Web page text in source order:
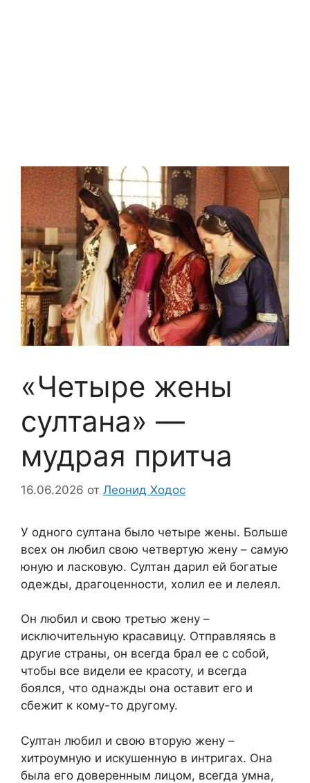
«Четыре жены
султана» —
мудрая притча
16.06.2026 от Леонид Ходос
У одного султана было четыре жены. Больше
всех он любил свою четвертую жену – самую
юную и ласковую. Султан дарил ей богатые
одежды, драгоценности, холил ее и лелеял.
Он любил и свою третью жену –
исключительную красавицу. Отправляясь в
другие страны, он всегда брал ее с собой,
чтобы все видели ее красоту, и всегда
боялся, что однажды она оставит его и
сбежит к кому-то другому.
Султан любил и свою вторую жену –
хитроумную и искушенную в интригах. Она
была его доверенным лицом, всегда умна,